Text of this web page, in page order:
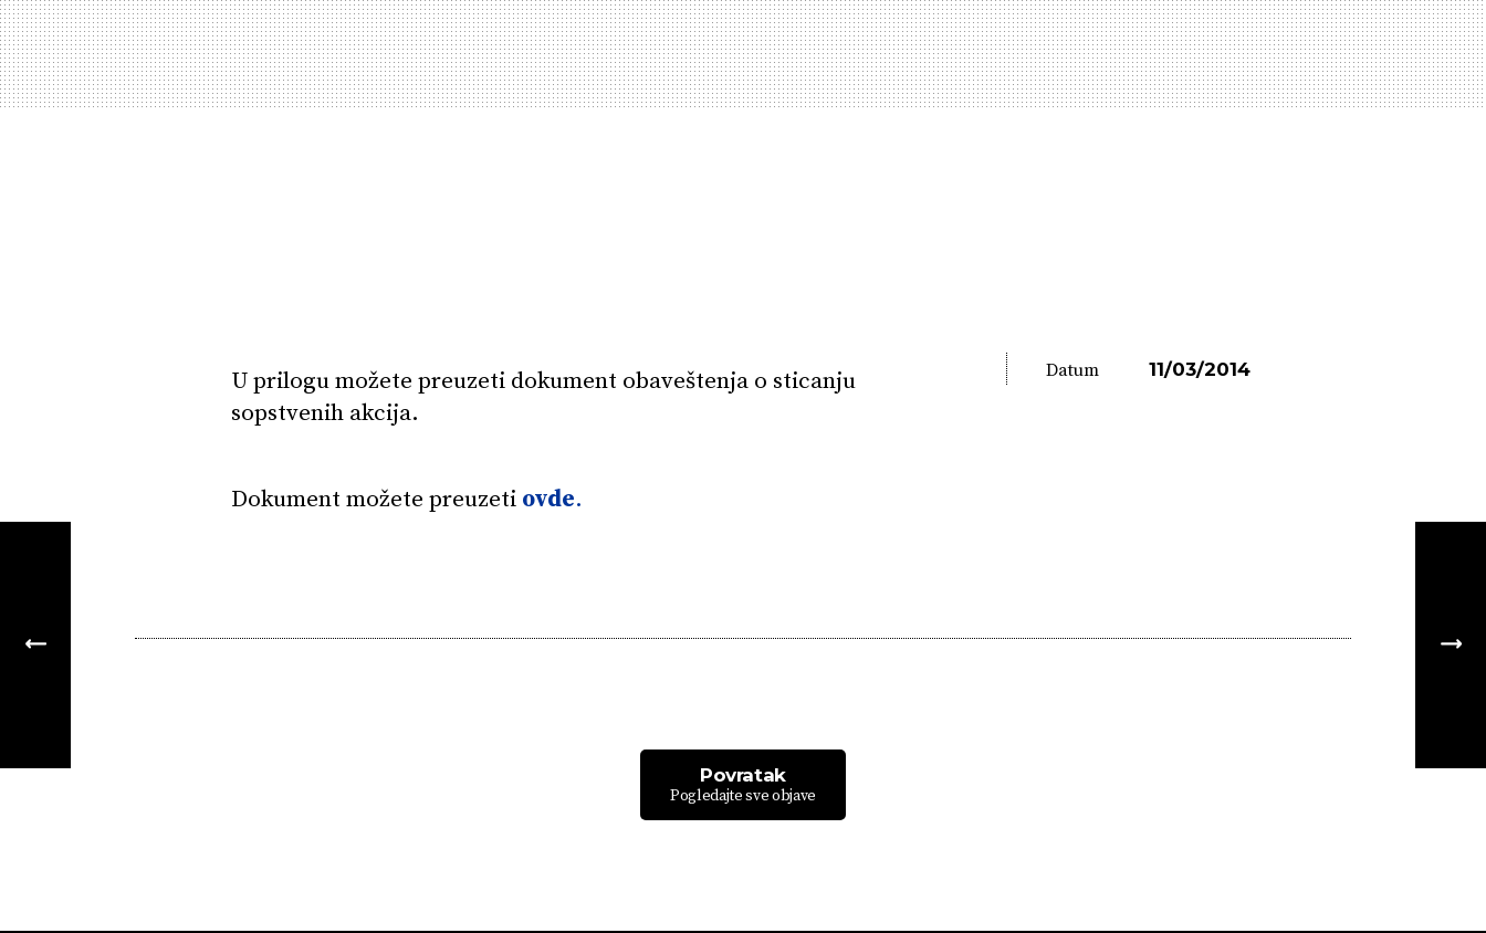
U prilogu možete preuzeti dokument obaveštenja o sticanju
sopstvenih akcija.
Dokument možete preuzeti ovde.
Datum 11/03/2014
Povratak
Pogledajte sve objave